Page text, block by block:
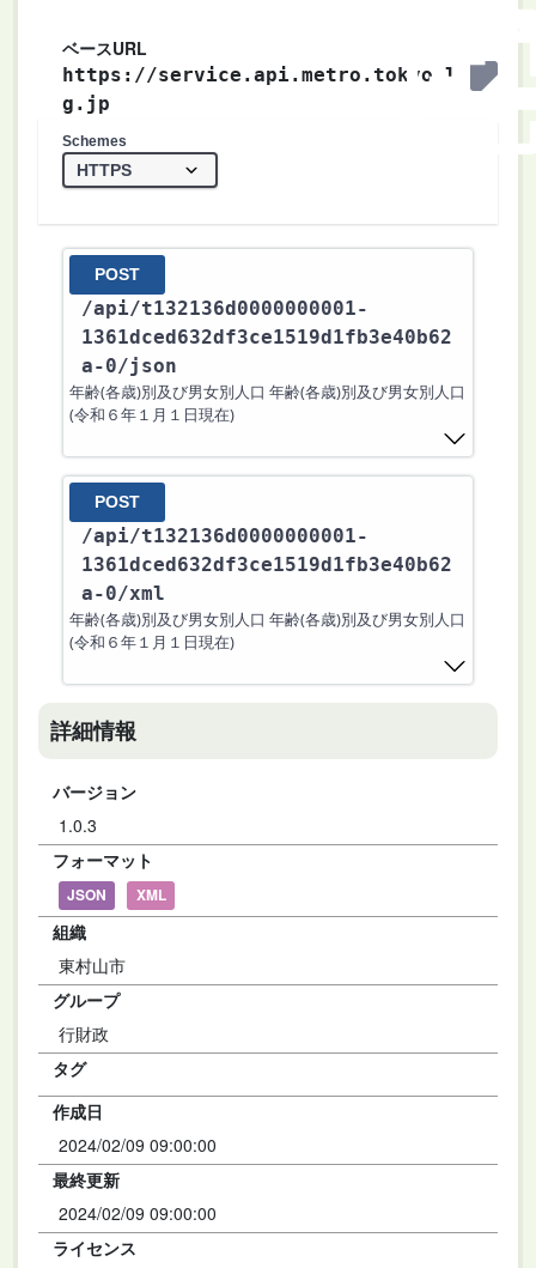
ベースURL
https://service.api.metro.tokyo.l
g.jp
Schemes
POST
/api/t132136d0000000001-
1361dced632df3ce1519d1fb3e40b62
a-0/json
年齢(各歳)別及び男女別人口 年齢(各歳)別及び男女別人口
(令和６年１月１日現在)
POST
/api/t132136d0000000001-
1361dced632df3ce1519d1fb3e40b62
a-0/xml
年齢(各歳)別及び男女別人口 年齢(各歳)別及び男女別人口
(令和６年１月１日現在)
詳細情報
バージョン
1.0.3
フォーマット
JSON XML
組織
東村山市
グループ
行財政
タグ
作成日
2024/02/09 09:00:00
最終更新
2024/02/09 09:00:00
ライセンス